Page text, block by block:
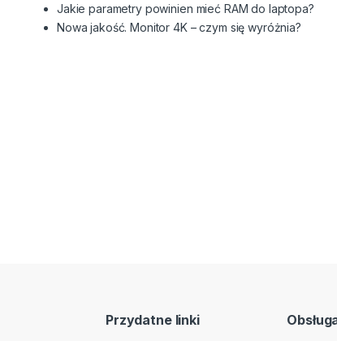
Jakie parametry powinien mieć RAM do laptopa?
Nowa jakość. Monitor 4K – czym się wyróżnia?
Przydatne linki